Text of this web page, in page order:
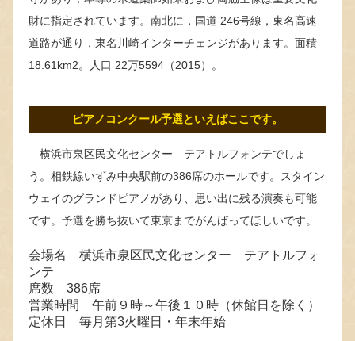
財に指定されています。南北に，国道 246号線，東名高速
道路が通り，東名川崎インターチェンジがあります。面積
18.61km2。人口 22万5594（2015）。
ピアノコンクール予選といえばここです。
横浜市泉区民文化センター テアトルフォンテでしょ
う。相鉄線いずみ中央駅前の386席のホールです。スタイン
ウェイのグランドピアノがあり、思い出に残る演奏も可能
です。予選を勝ち抜いて東京までがんばってほしいです。
会場名 横浜市泉区民文化センター テアトルフォ
ンテ
席数 386席
営業時間 午前９時～午後１０時（休館日を除く）
定休日 毎月第3火曜日・年末年始